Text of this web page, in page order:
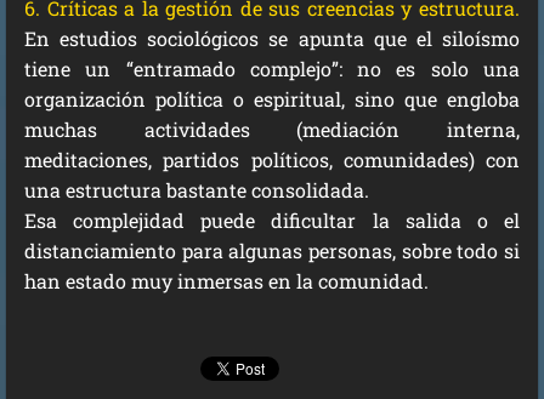
6. Críticas a la gestión de sus creencias y estructura.
En estudios sociológicos se apunta que el siloísmo
tiene un “entramado complejo”: no es solo una
organización política o espiritual, sino que engloba
muchas actividades (mediación interna,
meditaciones, partidos políticos, comunidades) con
una estructura bastante consolidada.
Esa complejidad puede dificultar la salida o el
distanciamiento para algunas personas, sobre todo si
han estado muy inmersas en la comunidad.